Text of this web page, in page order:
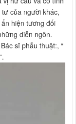
của người khác,
hiện tương đối
diễn ngôn.
sĩ phẫu thuật:, “